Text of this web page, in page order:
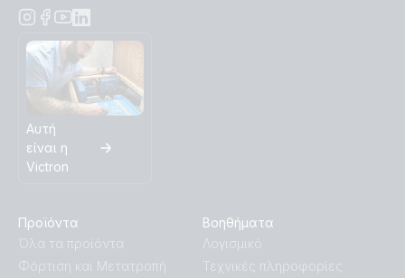
Αυτή
είναι η
Victron
Προϊόντα
Όλα τα προϊόντα
Φόρτιση και Μετατροπή
Βοηθήματα
Λογισμικό
Τεχνικές πληροφορίες